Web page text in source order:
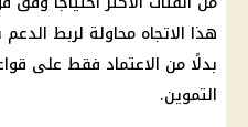
هذا الاتجاه محاولة لربط الدعم
بدلًا من الاعتماد فقط على
التموين.